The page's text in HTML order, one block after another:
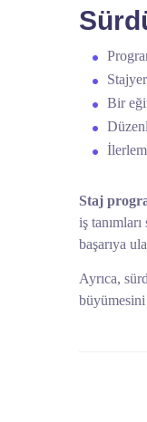
Bir
Staj
iş
başarıya
Ayrıca,